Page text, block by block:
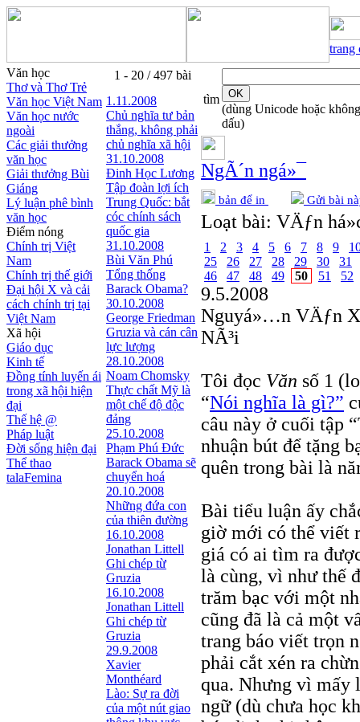
trang
Văn học
Thơ và Thơ Trẻ
Văn học Việt Nam
Văn học nước
ngoài
Các giải thưởng
văn học
Giải thưởng Bùi
Giáng
Lý luận phê bình
văn học
Điểm nóng
Chính trị Việt
Nam
Chính trị thế giới
Đại hội X và cải
cách chính trị tại
Việt Nam
Xã hội
Giáo dục
Kinh tế
Đồng tính luyến ái
trong xã hội hiện
đại
Thế hệ @
Pháp luật
Đời sống hiện đại
Thể thao
talaFemina
1 - 20 / 497 bài
1.11.2008
Chủ nghĩa tư bản
thắng, không phải
chủ nghĩa xã hội
31.10.2008
Đinh Học Lương
Tập đoàn lợi ích
Trung Quốc: bắt
cóc chính sách
quốc gia
31.10.2008
Bùi Văn Phú
Tổng thống
Barack Obama?
30.10.2008
George Friedman
Gruzia và cán cân
lực lượng
28.10.2008
Noam Chomsky
Thực chất Mỹ là
một chế độ độc
đảng
25.10.2008
Phạm Phú Đức
Barack Obama sẽ
chuyển hoá
20.10.2008
Những đứa con
của thiên đường
16.10.2008
Jonathan Littell
Ghi chép từ
Gruzia
16.10.2008
Jonathan Littell
Ghi chép từ
Gruzia
29.9.2008
Xavier
Monthéard
Lào: Sự ra đời
của một nút giao
tìm
(dùng Unicode hoặc không
dấu)
NgÃ´n ngá»¯
bản để in Gửi bài
Loạt bài: VÄƒn
1 2 3 4 5 6 7 8 9
25
26 27 28 29 30
31
46
47 48 49 50 51 52
9.5.2008
Nguyá»…n VÄƒn
NÃ³i
Tôi đọc Văn số 1
“Nói nghĩa là gì?”
câu này ở cuối tập
nhuận bút để tặng
quên trong bài là
Bài tiểu luận ấy
giờ mới có thể viết
giá có ai tìm ra
là cùng, vì như thế
trăm bạc với một
cũng đã là cả một
trang báo viết trọn
phải cắt xén ra
qua. Nhưng vì mấy
ngữ (dù chưa học